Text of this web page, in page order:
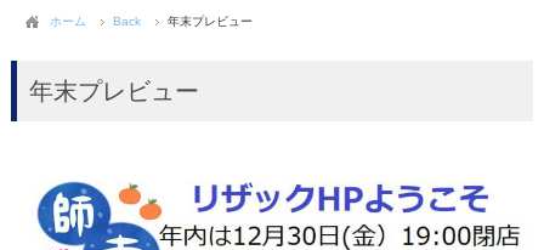
ホーム Back 年末プレビュー
年末プレビュー